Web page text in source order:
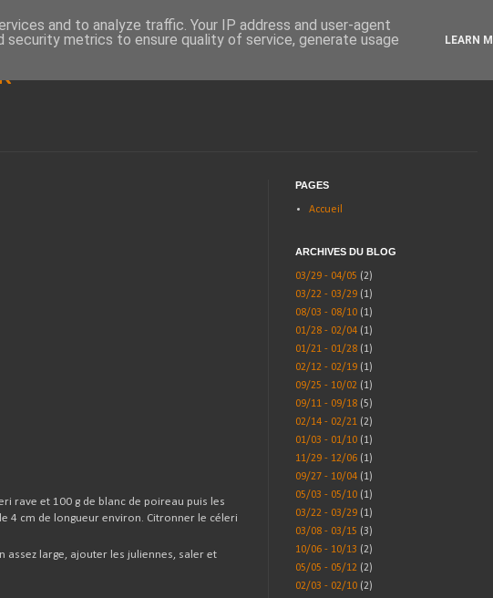
rave et 100 g de blanc de poireau puis les
4 cm de longueur environ. Citronner le céleri
assez large, ajouter les juliennes, saler et
PAGES
Accueil
ARCHIVES DU BLOG
03/29 - 04/05 (2)
03/22 - 03/29 (1)
08/03 - 08/10 (1)
01/28 - 02/04 (1)
01/21 - 01/28 (1)
02/12 - 02/19 (1)
09/25 - 10/02 (1)
09/11 - 09/18 (5)
02/14 - 02/21 (2)
01/03 - 01/10 (1)
11/29 - 12/06 (1)
09/27 - 10/04 (1)
05/03 - 05/10 (1)
03/22 - 03/29 (1)
03/08 - 03/15 (3)
10/06 - 10/13 (2)
05/05 - 05/12 (2)
02/03 - 02/10 (2)
and to analyze traffic. Your IP address and user-agent
security metrics to ensure quality of service, generate usage
LEARN